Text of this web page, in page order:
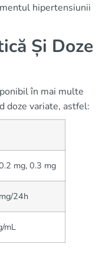
hipertensiunii
Și Doze
în mai multe
doze variate, astfel:
mg, 0.3 mg
24h
mL